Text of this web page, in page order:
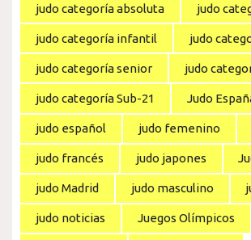
judo categoría absoluta judo
judo categoría infantil judo
judo categoría senior judo
judo categoría Sub-21 Judo
judo español judo femenino
judo francés judo japones
judo Madrid judo masculino
judo noticias Juegos Olímpicos